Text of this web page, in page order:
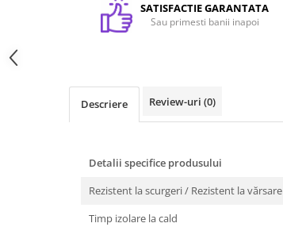
Tricouri Polo
Tricouri Copii
Lanyarduri si Ecusoane
SATISFACTIE GARANTATA
Sau primesti banii inapoi
Descriere Review-uri (0)
Detalii specifice produsului
Rezistent la scurgeri / Rezistent la vărsare
Timp izolare la cald